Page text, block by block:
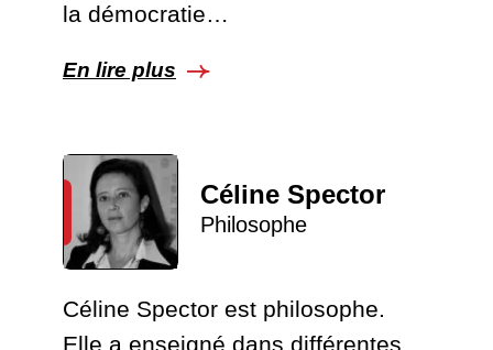
la démocratie…
En lire plus
Céline Spector
Philosophe
Céline Spector est philosophe.
Elle a enseigné dans différentes